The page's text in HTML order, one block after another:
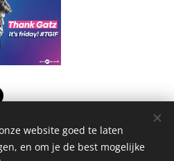
website goed te laten
en om je de best mogelijke